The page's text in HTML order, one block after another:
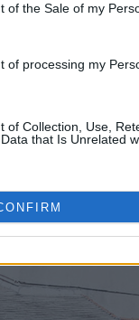
of the Sale of my
of processing my
of Collection, Use,
that Is Unrelated
della nascita di
scienza,
Sant’Anna
per ogni stagione”
biografo di Libereso,
culturale del